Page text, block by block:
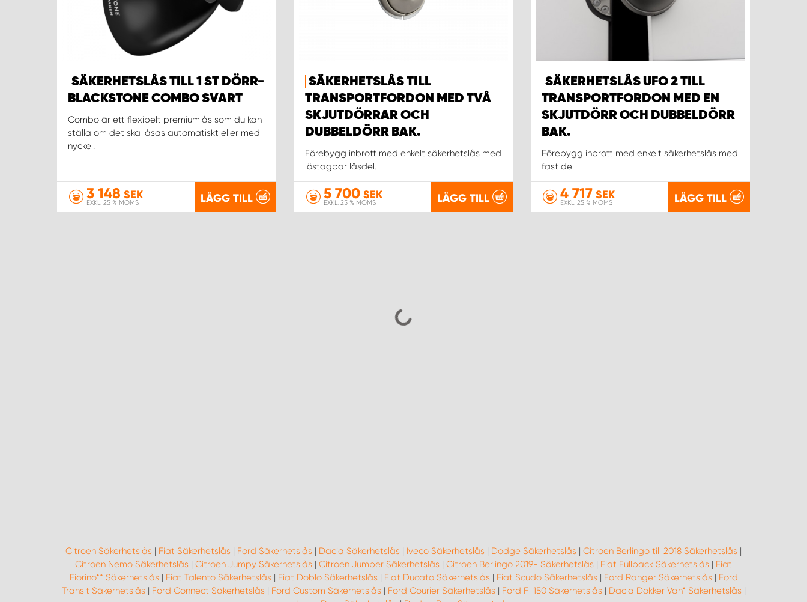
SÄKERHETSLÅS TILL 1 ST DÖRR-
BLACKSTONE COMBO SVART
Combo är ett flexibelt premiumlås som du kan
ställa om det ska låsas automatiskt eller med
nyckel.
3 148 SEK
EXKL. 25 % MOMS LÄGG TILL
SÄKERHETSLÅS TILL
TRANSPORTFORDON MED TVÅ
SKJUTDÖRRAR OCH
DUBBELDÖRR BAK.
Förebygg inbrott med enkelt säkerhetslås med
löstagbar låsdel.
5 700SEK
EXKL. 25 % MOMS LÄGG TILL
SÄKERHETSLÅS UFO 2 TILL
TRANSPORTFORDON MED EN
SKJUTDÖRR OCH DUBBELDÖRR
BAK.
Förebygg inbrott med enkelt säkerhetslås med
fast del
4 717 SEK
EXKL. 25 % MOMS LÄGG TILL
Citroen Säkerhetslås | Fiat Säkerhetslås | Ford Säkerhetslås | Dacia Säkerhetslås | Iveco Säkerhetslås | Dodge Säkerhetslås | Citroen Berlingo till 2018 Säkerhetslås |
Citroen Nemo Säkerhetslås | Citroen Jumpy Säkerhetslås | Citroen Jumper Säkerhetslås | Citroen Berlingo 2019- Säkerhetslås | Fiat Fullback Säkerhetslås | Fiat
Fiorino** Säkerhetslås | Fiat Talento Säkerhetslås | Fiat Doblo Säkerhetslås | Fiat Ducato Säkerhetslås | Fiat Scudo Säkerhetslås | Ford Ranger Säkerhetslås | Ford
Transit Säkerhetslås | Ford Connect Säkerhetslås | Ford Custom Säkerhetslås | Ford Courier Säkerhetslås | Ford F-150 Säkerhetslås | Dacia Dokker Van* Säkerhetslås |